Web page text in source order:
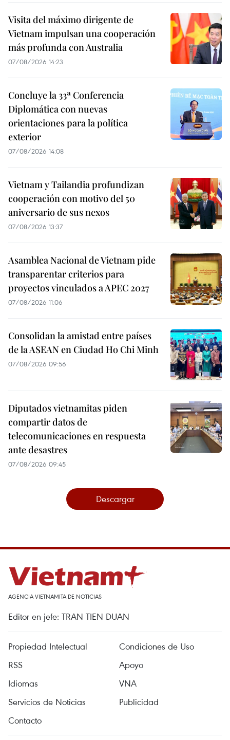
Visita del máximo dirigente de
Vietnam impulsan una cooperación
más profunda con Australia
07/08/2026 14:23
Concluye la 33ª Conferencia
Diplomática con nuevas
orientaciones para la política
exterior
07/08/2026 14:08
Vietnam y Tailandia profundizan
cooperación con motivo del 50
aniversario de sus nexos
07/08/2026 13:37
Asamblea Nacional de Vietnam pide
transparentar criterios para
proyectos vinculados a APEC 2027
07/08/2026 11:06
Consolidan la amistad entre países
de la ASEAN en Ciudad Ho Chi Minh
07/08/2026 09:56
Diputados vietnamitas piden
compartir datos de
telecomunicaciones en respuesta
ante desastres
07/08/2026 09:45
Descargar
AGENCIA VIETNAMITA DE NOTICIAS
Editor en jefe: TRAN TIEN DUAN
Propiedad Intelectual
Condiciones de Uso
RSS
Apoyo
Idiomas
VNA
Servicios de Noticias
Publicidad
Contacto